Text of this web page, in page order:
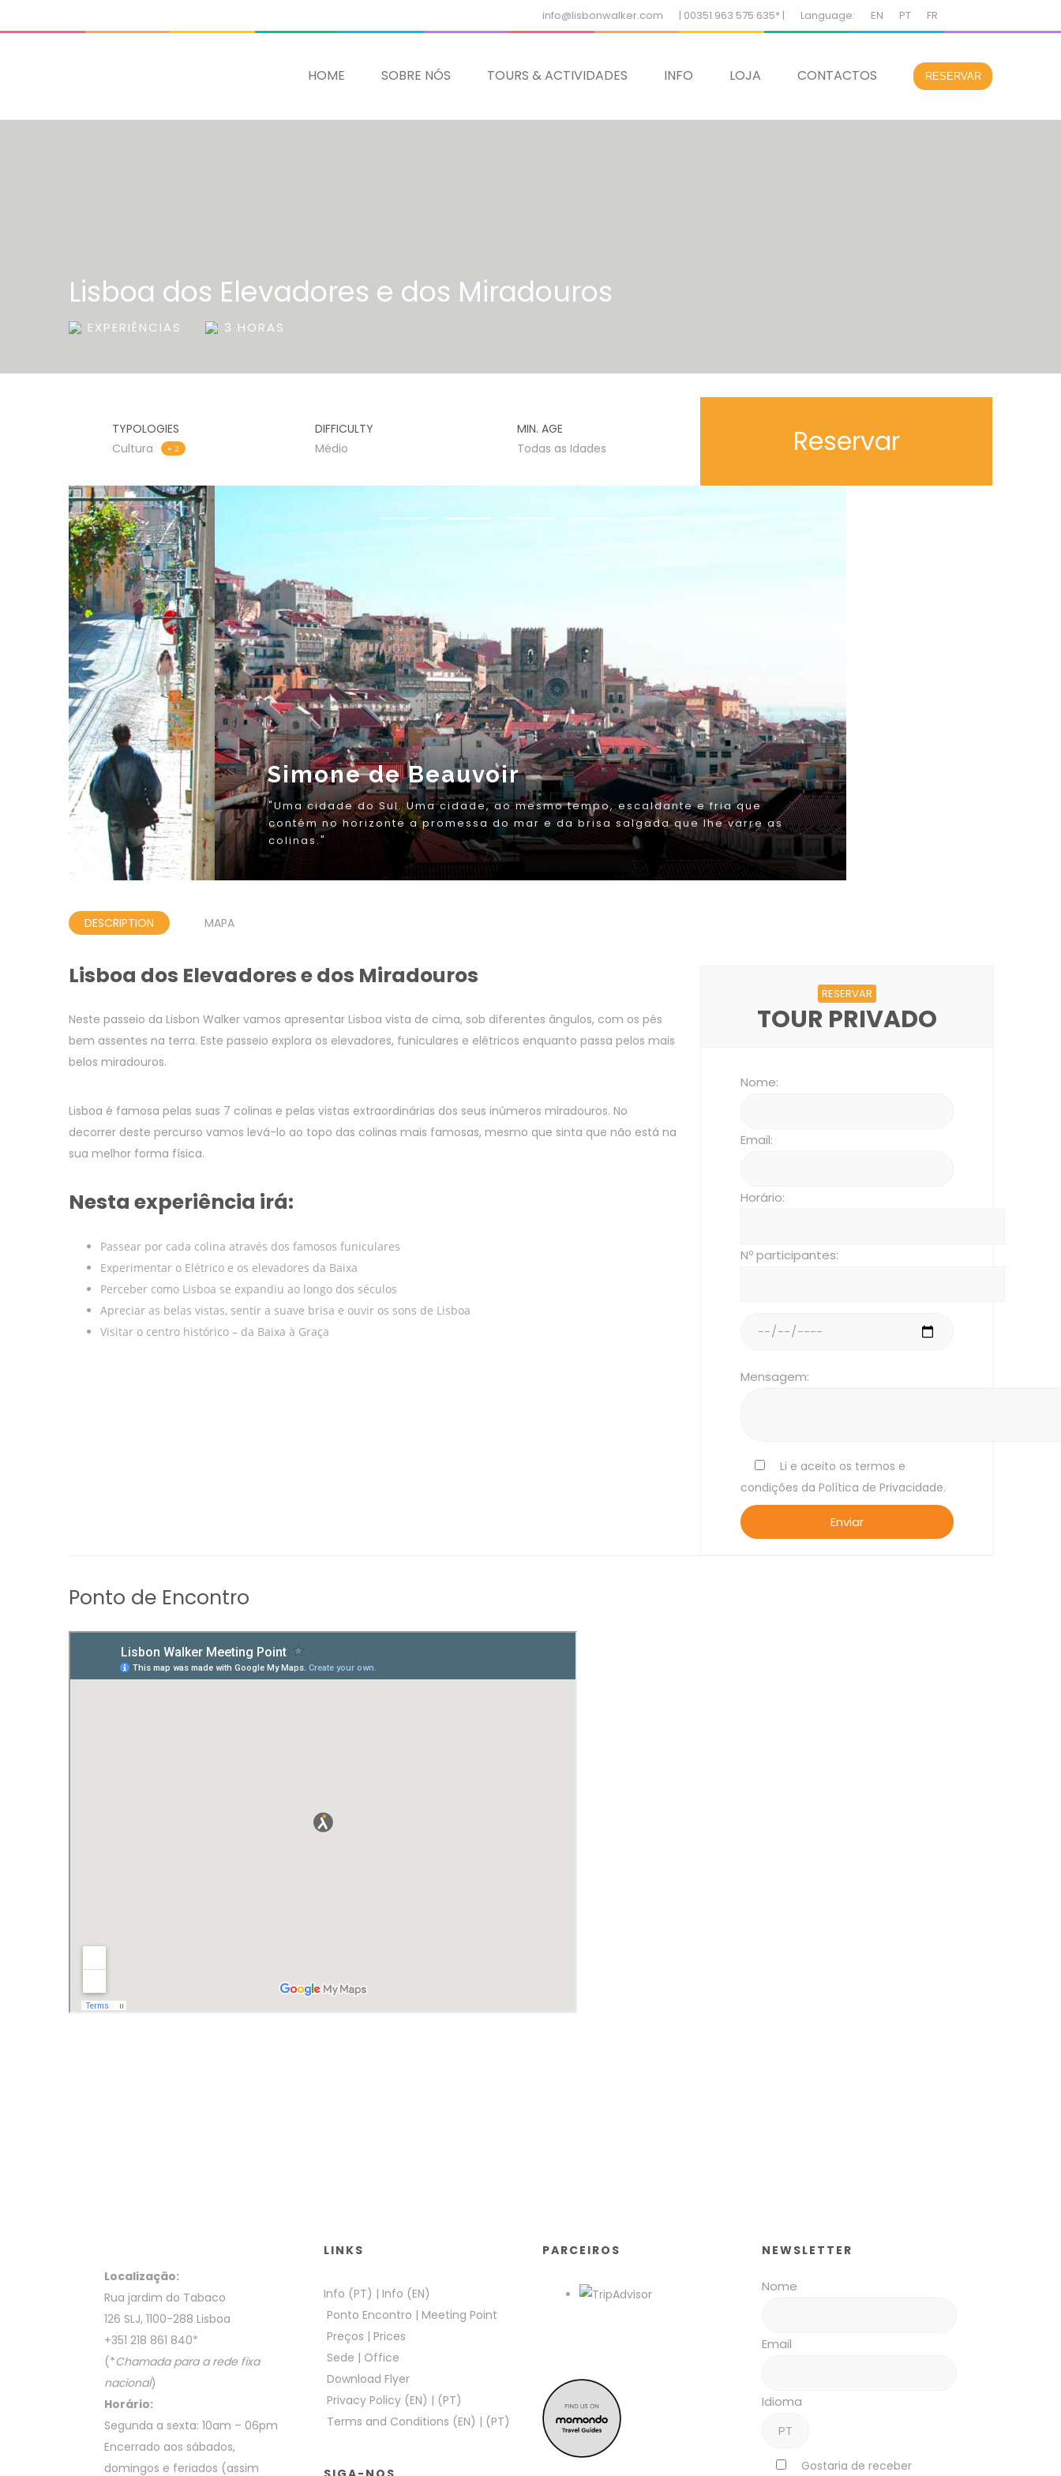
info@lisbonwalker.com | 00351 963 575 635* | Language: EN PT FR
HOME SOBRE NÓS TOURS & ACTIVIDADES INFO LOJA CONTACTOS RESERVAR
Lisboa dos Elevadores e dos Miradouros
EXPERIÊNCIAS 3 HORAS
TYPOLOGIES
Cultura
+ 2
DIFFICULTY
Médio
MIN. AGE
Todas as Idades
Reservar
DESCRIPTION MAPA
Lisboa dos Elevadores e dos Miradouros
Neste passeio da Lisbon Walker vamos apresentar Lisboa vista de cima, sob diferentes ângulos, com os pés
bem assentes na terra. Este passeio explora os elevadores, funiculares e elétricos enquanto passa pelos mais
belos miradouros.
Lisboa é famosa pelas suas 7 colinas e pelas vistas extraordinárias dos seus inúmeros miradouros. No
decorrer deste percurso vamos levá-lo ao topo das colinas mais famosas, mesmo que sinta que não está na
sua melhor forma física.
Nesta experiência irá:
Passear por cada colina através dos famosos funiculares
Experimentar o Elétrico e os elevadores da Baixa
Perceber como Lisboa se expandiu ao longo dos séculos
Apreciar as belas vistas, sentir a suave brisa e ouvir os sons de Lisboa
Visitar o centro histórico – da Baixa à Graça
RESERVAR
TOUR PRIVADO
Nome:
Email:
Horário:
Nº participantes:
Mensagem:
Li e aceito os termos e
condições da Política de Privacidade.
Ponto de Encontro
Localização:
Rua jardim do Tabaco
126 SLJ, 1100-288 Lisboa
+351 218 861 840*
(*Chamada para a rede fixa
nacional)
Horário:
Segunda a sexta: 10am – 06pm
Encerrado aos sábados,
domingos e feriados (assim
LINKS
Info (PT) | Info (EN)
Ponto Encontro | Meeting Point
Preços | Prices
Sede | Office
Download Flyer
Privacy Policy (EN) | (PT)
Terms and Conditions (EN) | (PT)
PARCEIROS NEWSLETTER
Nome
Email
Idioma
Gostaria de receber